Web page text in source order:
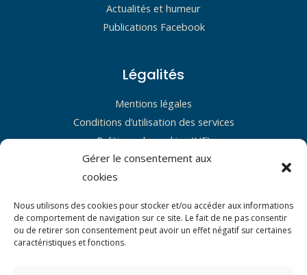
Gérer le consentement aux
cookies
Nous utilisons des cookies pour stocker et/ou accéder aux informations
de comportement de navigation sur ce site. Le fait de ne pas consentir
ou de retirer son consentement peut avoir un effet négatif sur certaines
caractéristiques et fonctions.
Actualités et humeur
Publications Facebook
Légalités
Mentions légales
Conditions d’utilisation des services
Politique de cookies (UE)
Restons en contact !